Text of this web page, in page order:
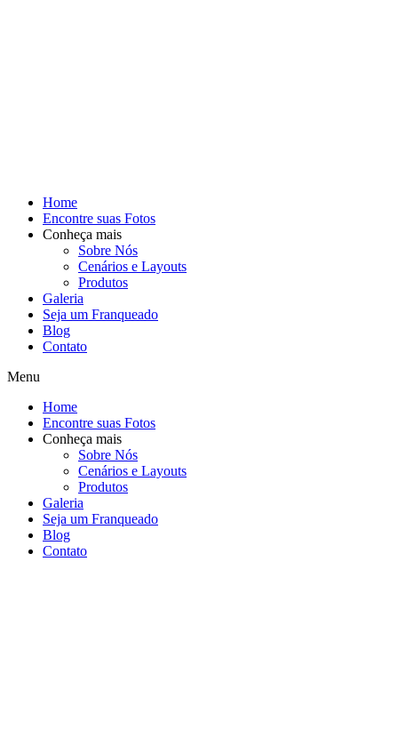
Home
Encontre suas Fotos
Conheça mais
Sobre Nós
Cenários e Layouts
Produtos
Galeria
Seja um Franqueado
Blog
Contato
Menu
Home
Encontre suas Fotos
Conheça mais
Sobre Nós
Cenários e Layouts
Produtos
Galeria
Seja um Franqueado
Blog
Contato